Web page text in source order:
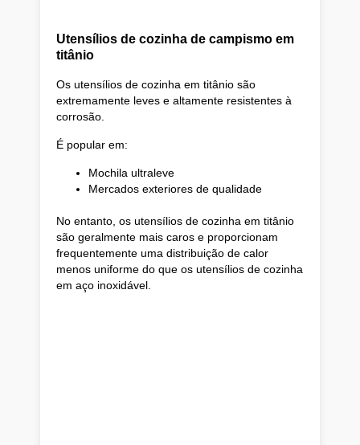
Utensílios de cozinha de campismo em
titânio
Os utensílios de cozinha em titânio são
extremamente leves e altamente resistentes à
corrosão.
É popular em:
Mochila ultraleve
Mercados exteriores de qualidade
No entanto, os utensílios de cozinha em titânio
são geralmente mais caros e proporcionam
frequentemente uma distribuição de calor
menos uniforme do que os utensílios de cozinha
em aço inoxidável.